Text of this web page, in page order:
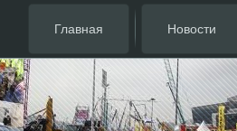
Главная Новости